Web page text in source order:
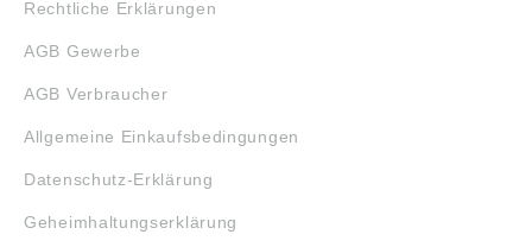
Rechtliche Erklärungen
AGB Gewerbe
AGB Verbraucher
Allgemeine Einkaufsbedingungen
Datenschutz-Erklärung
Geheimhaltungserklärung